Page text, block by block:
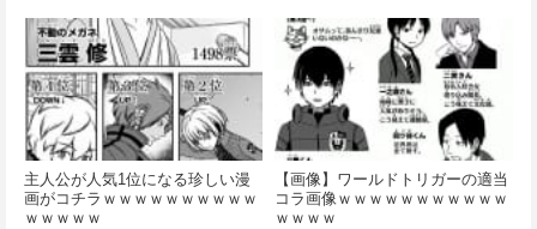
主人公が人気1位になる珍しい漫
画がコチラｗｗｗｗｗｗｗｗｗｗ
ｗｗｗｗｗ
【画像】ワールドトリガーの適当
コラ画像ｗｗｗｗｗｗｗｗｗｗｗ
ｗｗｗｗ